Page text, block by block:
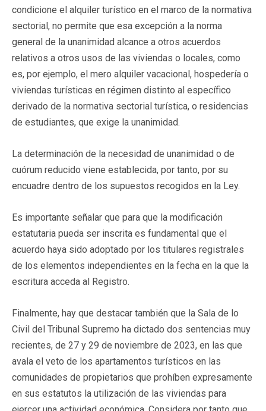
condicione el alquiler turístico en el marco de la normativa
sectorial, no permite que esa excepción a la norma
general de la unanimidad alcance a otros acuerdos
relativos a otros usos de las viviendas o locales, como
es, por ejemplo, el mero alquiler vacacional, hospedería o
viviendas turísticas en régimen distinto al específico
derivado de la normativa sectorial turística, o residencias
de estudiantes, que exige la unanimidad.
La determinación de la necesidad de unanimidad o de
cuórum reducido viene establecida, por tanto, por su
encuadre dentro de los supuestos recogidos en la Ley.
Es importante señalar que para que la modificación
estatutaria pueda ser inscrita es fundamental que el
acuerdo haya sido adoptado por los titulares registrales
de los elementos independientes en la fecha en la que la
escritura acceda al Registro.
Finalmente, hay que destacar también que la Sala de lo
Civil del Tribunal Supremo ha dictado dos sentencias muy
recientes, de 27 y 29 de noviembre de 2023, en las que
avala el veto de los apartamentos turísticos en las
comunidades de propietarios que prohíben expresamente
en sus estatutos la utilización de las viviendas para